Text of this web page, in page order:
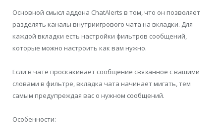
Основной смысл аддона ChatAlerts в том, что он позволяет
разделять каналы внутриигрового чата на вкладки. Для
каждой вкладки есть настройки фильтров сообщений,
которые можно настроить как вам нужно.
Если в чате проскакивает сообщение связанное с вашими
словами в фильтре, вкладка чата начинает мигать, тем
самым предупреждая вас о нужном сообщений.
Особенности: